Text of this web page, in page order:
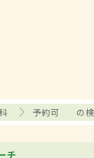
予約可 の
チ